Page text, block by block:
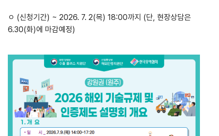
ㅇ (신청기간) ~ 2026. 7. 2(목) 18:00까지 (단, 현장상담은
6.30(화)에 마감예정)